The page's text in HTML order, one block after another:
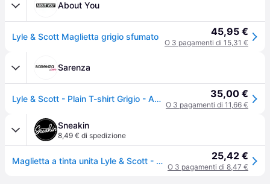
About You
Lyle & Scott Maglietta grigio sfumato 45,95 €
O 3 pagamenti di 15,31 €
Sarenza
Lyle & Scott - Plain T-shirt Grigio - Abbigliamento 35,00 €
O 3 pagamenti di 11,66 €
Sneakin
8,49 € di spedizione
Maglietta a tinta unita Lyle & Scott - Gris 25,42 €
O 3 pagamenti di 8,47 €